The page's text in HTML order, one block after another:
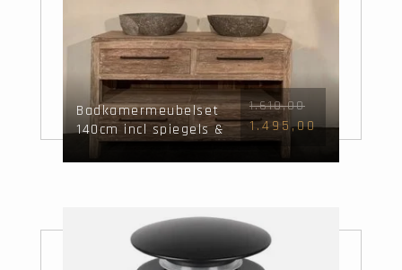
Badkamermeubelset
140cm incl spiegels &
Wash
1.610,00
1.495,00